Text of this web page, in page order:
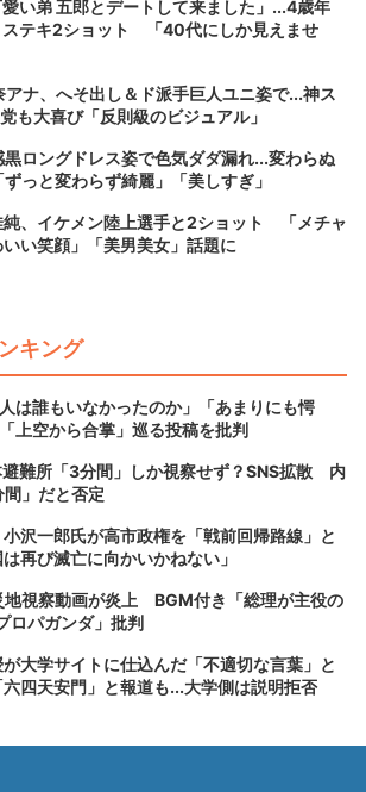
い弟 五郎とデートして来ました」...4歳年
ステキ2ショット 「40代にしか見えませ
アナ、へそ出し＆ド派手巨人ユニ姿で...神ス
も大喜び「反則級のビジュアル」
ロングドレス姿で色気ダダ漏れ...変わらぬ
っと変わらず綺麗」「美しすぎ」
純、イケメン陸上選手と2ショット 「メチャ
い笑顔」「美男美女」話題に
キング
は誰もいなかったのか」「あまりにも愕
上空から合掌」巡る投稿を批判
難所「3分間」しか視察せず？SNS拡散 内
」だと否定
沢一郎氏が高市政権を「戦前回帰路線」と
再び滅亡に向かいかねない」
地視察動画が炎上 BGM付き「総理が主役の
ロパガンダ」批判
大学サイトに仕込んだ「不適切な言葉」と
四天安門」と報道も...大学側は説明拒否